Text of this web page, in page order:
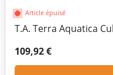
Article épuisé
T.A. Terra Aquatica
109,92 €